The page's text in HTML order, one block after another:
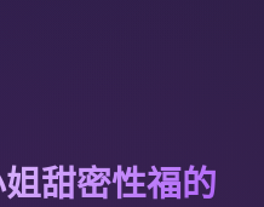
甜密性福的